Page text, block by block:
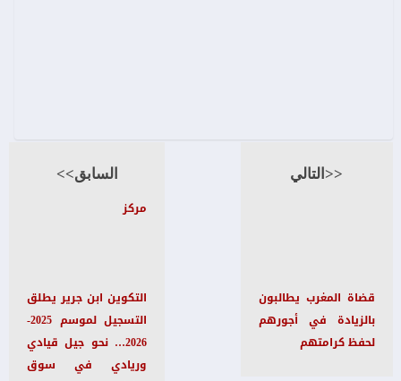
السابق>>
مركز
التكوين ابن جرير يطلق
التسجيل لموسم 2025-
2026… نحو جيل قيادي
وريادي في سوق
<<التالي
قضاة المغرب يطالبون
بالزيادة في أجورهم
لحفظ كرامتهم